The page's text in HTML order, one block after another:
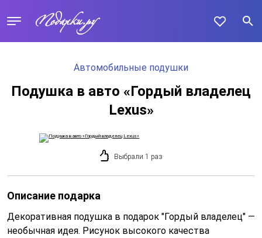
Автомобильные подушки
Подушка в авто «Гордый владелец
Lexus»
Выбрали 1 раз
Описание подарка
Декоративная подушка в подарок "Гордый владелец" —
необычная идея. Рисунок высокого качества